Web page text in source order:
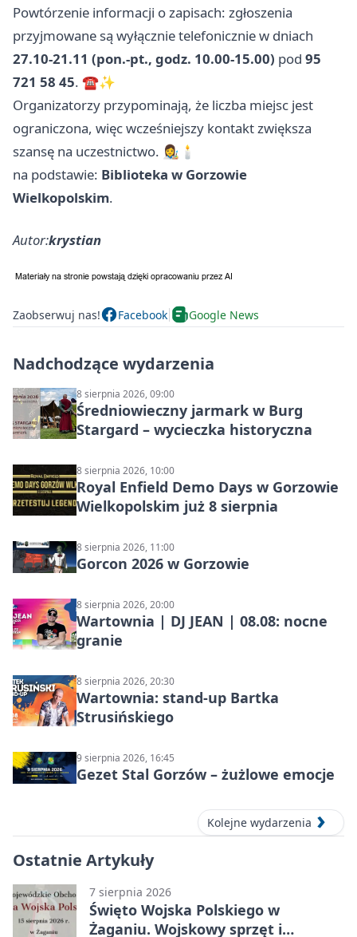
Powtórzenie informacji o zapisach: zgłoszenia
przyjmowane są wyłącznie telefonicznie w dniach
27.10-21.11 (pon.-pt., godz. 10.00-15.00) pod 95
721 58 45. ☎️✨
Organizatorzy przypominają, że liczba miejsc jest
ograniczona, więc wcześniejszy kontakt zwiększa
szansę na uczestnictwo. 👩‍🎨🕯️
na podstawie: Biblioteka w Gorzowie
Wielkopolskim.
Autor:krystian
Zaobserwuj nas! Facebook Google News
Nadchodzące wydarzenia
8 sierpnia 2026, 09:00
Średniowieczny jarmark w Burg
Stargard – wycieczka historyczna
8 sierpnia 2026, 10:00
Royal Enfield Demo Days w Gorzowie
Wielkopolskim już 8 sierpnia
8 sierpnia 2026, 11:00
Gorcon 2026 w Gorzowie
8 sierpnia 2026, 20:00
Wartownia | DJ JEAN | 08.08: nocne
granie
8 sierpnia 2026, 20:30
Wartownia: stand-up Bartka
Strusińskiego
9 sierpnia 2026, 16:45
Gezet Stal Gorzów – żużlowe emocje
Kolejne wydarzenia
Ostatnie Artykuły
7 sierpnia 2026
Święto Wojska Polskiego w
Żaganiu. Wojskowy sprzęt i